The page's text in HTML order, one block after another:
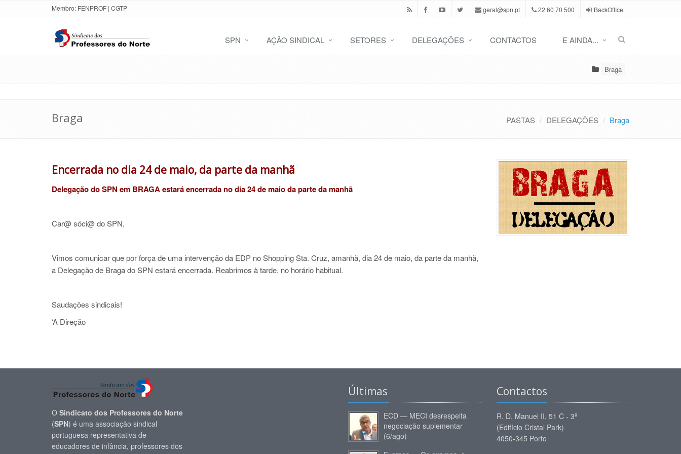
Membro: FENPROF | CGTP geral@spn.pt 22 60 70 500 BackOffice
SPN AÇÃO SINDICAL SETORES DELEGAÇÕES CONTACTOS E AINDA...
Braga
Braga PASTAS DELEGAÇÕES Braga
Encerrada no dia 24 de maio, da parte da manhã
Delegação do SPN em BRAGA estará encerrada no dia 24 de maio da parte da manhã
Car@ sóci@ do SPN,
Vimos comunicar que por força de uma intervenção da EDP no Shopping Sta. Cruz, amanhã, dia 24 de maio, da parte da manhã,
a Delegação de Braga do SPN estará encerrada. Reabrimos à tarde, no horário habitual.
Saudações sindicais!
‘A Direção
O Sindicato dos Professores do Norte
(SPN) é uma associação sindical
portuguesa representativa de
educadores de infância, professores dos
Últimas
ECD — MECI desrespeita
negociação suplementar
(6/ago)
Contactos
R. D. Manuel II, 51 C - 3º
(Edifício Cristal Park)
4050-345 Porto